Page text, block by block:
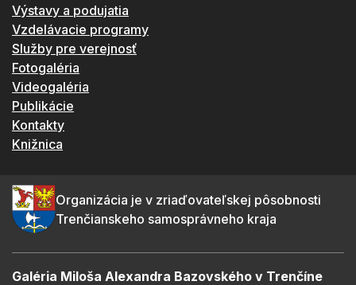
Výstavy a podujatia
Vzdelávacie programy
Služby pre verejnosť
Fotogaléria
Videogaléria
Publikácie
Kontakty
Knižnica
Organizácia je v zriaďovateľskej pôsobnosti
Trenčianskeho samosprávneho kraja
Galéria Miloša Alexandra Bazovského v Trenčíne